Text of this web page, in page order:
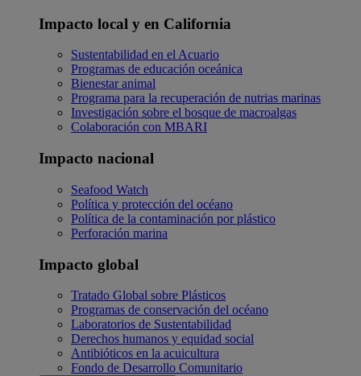
Impacto local y en California
Sustentabilidad en el Acuario
Programas de educación oceánica
Bienestar animal
Programa para la recuperación de nutrias marinas
Investigación sobre el bosque de macroalgas
Colaboración con MBARI
Impacto nacional
Seafood Watch
Política y protección del océano
Política de la contaminación por plástico
Perforación marina
Impacto global
Tratado Global sobre Plásticos
Programas de conservación del océano
Laboratorios de Sustentabilidad
Derechos humanos y equidad social
Antibióticos en la acuicultura
Fondo de Desarrollo Comunitario